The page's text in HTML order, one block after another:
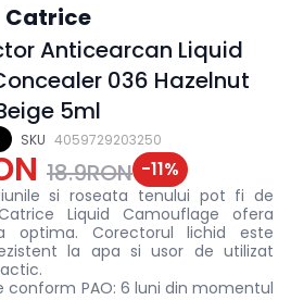
SKU 4059729203250
Catrice
Anticearcan Liquid
036 Hazelnut
5ml
18.9RON -11%
si roseata tenului pot fi de
Liquid Camouflage ofera
optima. Corectorul lichid este
la apa si usor de utilizat
conform PAO: 6 luni din momentul